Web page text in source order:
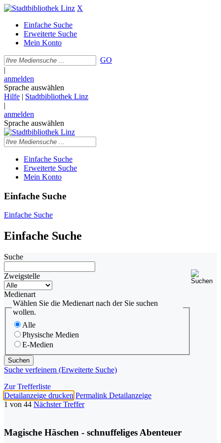
X
Einfache Suche
Erweiterte Suche
Mein Konto
GO
|
anmelden
Sprache auswählen
Hilfe | Stadtbibliothek Linz
|
anmelden
Sprache auswählen
Einfache Suche
Erweiterte Suche
Mein Konto
Einfache Suche
Einfache Suche
Einfache Suche
Suche
Zweigstelle
Medienart
Wählen Sie die Medienart nach der Sie suchen
wollen.
Alle
Physische Medien
E-Medien
Suche verfeinern (Erweiterte Suche)
Zur Trefferliste
Detailanzeige drucken Permalink Detailanzeige
1 von 44 Nächster Treffer
Magische Häschen - schnuffeliges Abenteuer